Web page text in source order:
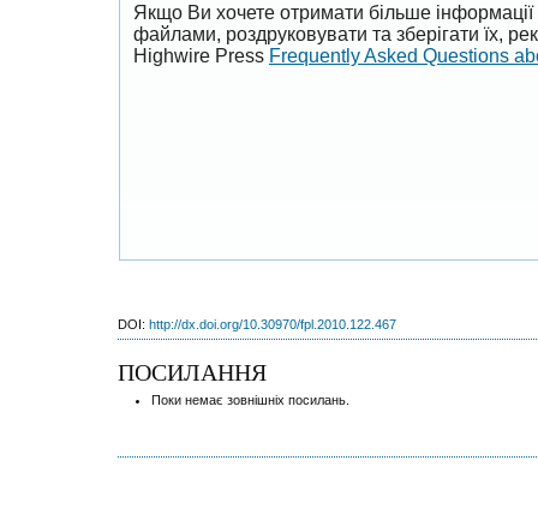
Якщо Ви хочете отримати більше
файлами, роздруковувати та зберігати їх,
Highwire Press Frequently Asked Questions
DOI: http://dx.doi.org/10.30970/fpl.2010.122.467
ПОСИЛАННЯ
Поки немає зовнішніх посилань.